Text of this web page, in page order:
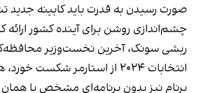
صورت رسیدن به قدرت باید کابینه جدید
چشم‌اندازی روشن برای آینده کشور ارائه
ریشی سونک، آخرین نخست‌وزیر محافظه‌کار
انتخابات ۲۰۲۴ از استارمر
برنام نیز بدون برنامه‌ای مشخص با همان